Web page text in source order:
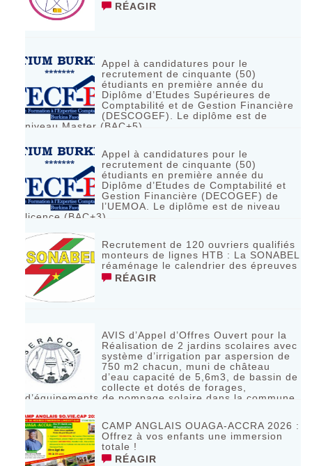
RÉAGIR
Appel à candidatures pour le
recrutement de cinquante (50)
étudiants en première année du
Diplôme d’Etudes Supérieures de
Comptabilité et de Gestion Financière
(DESCOGEF). Le diplôme est de
niveau Master (BAC+5)
Appel à candidatures pour le
recrutement de cinquante (50)
étudiants en première année du
Diplôme d’Etudes de Comptabilité et
Gestion Financière (DECOGEF) de
l’UEMOA. Le diplôme est de niveau
licence (BAC+3)
Recrutement de 120 ouvriers qualifiés
monteurs de lignes HTB : La SONABEL
réaménage le calendrier des épreuves
RÉAGIR
AVIS d’Appel d’Offres Ouvert pour la
Réalisation de 2 jardins scolaires avec
système d’irrigation par aspersion de
750 m2 chacun, muni de château
d’eau capacité de 5,6m3, de bassin de
collecte et dotés de forages,
d’équipements de pompage solaire dans la commune
RÉAGIR
CAMP ANGLAIS OUAGA-ACCRA 2026 :
Offrez à vos enfants une immersion
totale !
RÉAGIR